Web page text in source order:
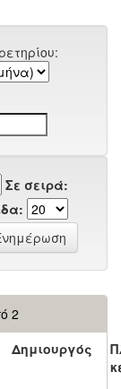
Σε σειρά:
2
Δημιουργός